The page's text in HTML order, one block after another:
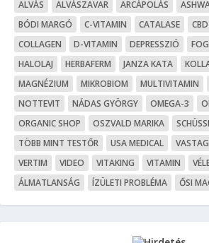
ALVÁS ALVÁSZAVAR ARCÁPOLÁS
BÓDI MARGÓ
C-VITAMIN CATALASE CBD
COLLAGEN
D-VITAMIN DEPRESSZIÓ
HALOLAJ
HERBAFERM JANZA KATA
MAGNÉZIUM
MIKROBIOM MULTIVITAMIN
NOTTEVIT
NÁDAS GYÖRGY OMEGA-3
ORGANIC SHOP
OSZVALD MARIKA
TÖBB MINT TESTŐR
USA MEDICAL
VERTIM
VIDEO VITAKING VITAMIN
ÁLMATLANSÁG
ÍZÜLETI PROBLÉMA ŐSI